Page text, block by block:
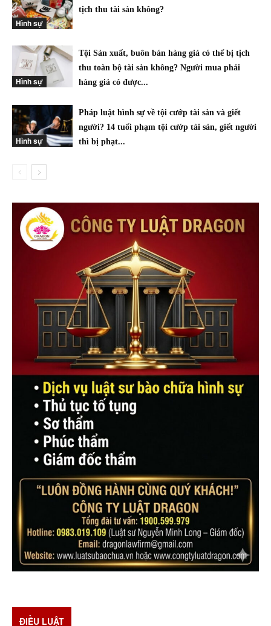
Hình sự
tịch thu tài sản không?
Hình sự
Tội Sản xuất, buôn bán hàng giả có thể bị tịch
thu toàn bộ tài sản không? Người mua phải
hàng giả có được...
Hình sự
Pháp luật hình sự về tội cướp tài sản và giết
người? 14 tuổi phạm tội cướp tài sản, giết người
thì bị phạt...
ĐIỀU LUẬT